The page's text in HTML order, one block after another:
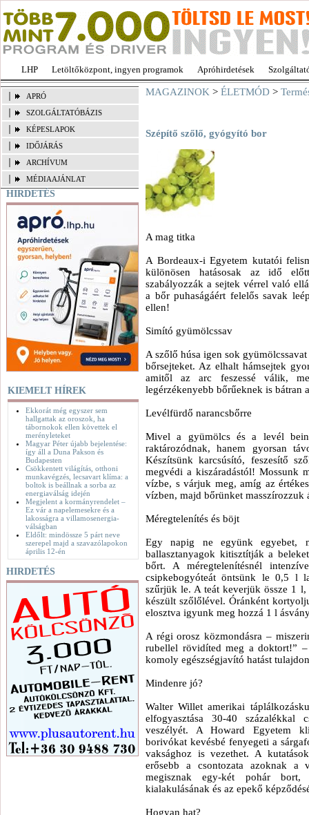
LHP Letöltőközpont, ingyen programok Apróhirdetések
APRÓ
SZOLGÁLTATÓBÁZIS
KÉPESLAPOK
IDŐJÁRÁS
ARCHÍVUM
MÉDIAAJÁNLAT
HIRDETÉS
KIEMELT HÍREK
Ekkorát még egyszer sem
hallgattak az oroszok, ha
tábornokok ellen követtek el
merényleteket
Magyar Péter újabb bejelentése:
így áll a Duna Pakson és
Budapesten
Csökkentett világítás, otthoni
munkavégzés, lecsavart klíma: a
boltok is beállnak a sorba az
energiaválság idején
Megjelent a kormányrendelet –
Ez vár a napelemesekre és a
lakosságra a villamosenergia-
válságban
Eldőlt: mindössze 5 párt neve
szerepel majd a szavazólapokon
április 12-én
HIRDETÉS
MAGAZINOK > ÉLETMÓD >
Szépítő szőlő, gyógyító bor
A mag titka
A Bordeaux-i Egyetem kutatói
különösen hatásosak az idő
szabályozzák a sejtek vérrel való
a bőr puhaságáért felelős savak
ellen!
Simító gyümölcssav
A szőlő húsa igen sok
bőrsejteket. Az elhalt hámsejtek
amitől az arc feszessé válik,
legérzékenyebb bőrűeknek is bátran
Levélfürdő narancsbőrre
Mivel a gyümölcs és a levél
raktározódnak, hanem gyorsan
Készítsünk karcsúsító, feszesítő
megvédi a kiszáradástól! Mossunk
vízbe, s várjuk meg, amíg az
vízben, majd bőrünket masszírozzuk
Méregtelenítés és böjt
Egy napig ne együnk egyebet,
ballasztanyagok kitisztítják a
bőrt. A méregtelenítésnél
csipkebogyóteát öntsünk le 0,5 l
szűrjük le. A teát keverjük össze 1
készült szőlőlével. Óránként
elosztva igyunk meg hozzá 1 l
A régi orosz közmondásra –
rubellel rövidíted meg a doktort!”
komoly egészségjavító hatást
Mindenre jó?
Walter Willet amerikai
elfogyasztása 30-40 százalékkal
veszélyét. A Howard Egyetem
borivókat kevésbé fenyegeti a
vaksághoz is vezethet. A
erősebb a csontozata azoknak a
megisznak egy-két pohár bort,
kialakulásának és az epekő
Hogyan hat?